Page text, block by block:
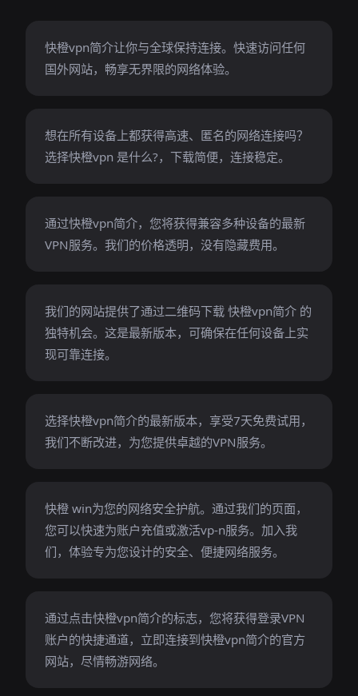
快橙vpn简介让你与全球保持连接。快速访问任何
国外网站，畅享无界限的网络体验。
想在所有设备上都获得高速、匿名的网络连接吗？
选择快橙vpn 是什么?，下载简便，连接稳定。
通过快橙vpn简介，您将获得兼容多种设备的最新
VPN服务。我们的价格透明，没有隐藏费用。
我们的网站提供了通过二维码下载 快橙vpn简介 的
独特机会。这是最新版本，可确保在任何设备上实
现可靠连接。
选择快橙vpn简介的最新版本，享受7天免费试用，
我们不断改进，为您提供卓越的VPN服务。
快橙 win为您的网络安全护航。通过我们的页面，
您可以快速为账户充值或激活vp-n服务。加入我
们，体验专为您设计的安全、便捷网络服务。
通过点击快橙vpn简介的标志，您将获得登录VPN
账户的快捷通道，立即连接到快橙vpn简介的官方
网站，尽情畅游网络。